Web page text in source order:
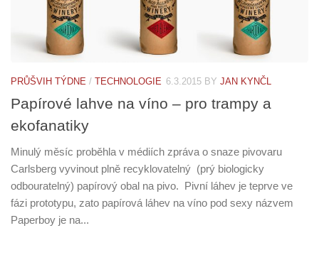
PRŮŠVIH TÝDNE / TECHNOLOGIE 6.3.2015 BY JAN KYNČL
Papírové lahve na víno – pro trampy a
ekofanatiky
Minulý měsíc proběhla v médiích zpráva o snaze pivovaru
Carlsberg vyvinout plně recyklovatelný (prý biologicky
odbouratelný) papírový obal na pivo. Pivní láhev je teprve ve
fázi prototypu, zato papírová láhev na víno pod sexy názvem
Paperboy je na...